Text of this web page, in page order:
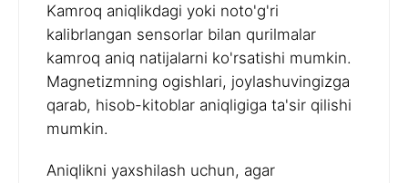
Kamroq aniqlikdagi yoki noto'g'ri
kalibrlangan sensorlar bilan qurilmalar
kamroq aniq natijalarni ko'rsatishi mumkin.
Magnetizmning ogishlari, joylashuvingizga
qarab, hisob-kitoblar aniqligiga ta'sir qilishi
mumkin.
Aniqlikni yaxshilash uchun, agar